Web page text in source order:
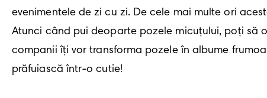
evenimentele de zi cu zi. De cele mai multe ori
Atunci când pui deoparte pozele micuțului, poți să
companii îți vor transforma pozele în albume
prăfuiască într-o cutie!